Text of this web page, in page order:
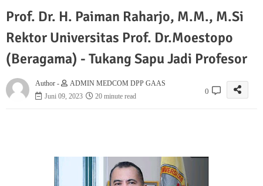
Prof. Dr. H. Paiman Raharjo, M.M., M.Si
Rektor Universitas Prof. Dr.Moestopo
(Beragama) - Tukang Sapu Jadi Profesor
Author -
ADMIN MEDCOM DPP GAAS
Juni 09, 2023
20 minute read
0